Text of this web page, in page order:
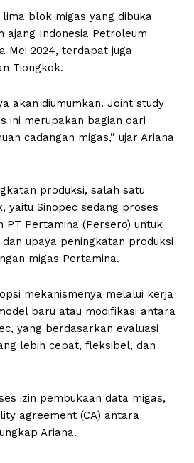
blok migas yang dibuka
ajang Indonesia Petroleum
Mei 2024, terdapat juga
Tiongkok.
akan diumumkan. Joint study
ini merupakan bagian dari
cadangan migas,” ujar Ariana
produksi, salah satu
yaitu Sinopec sedang proses
PT Pertamina (Persero) untuk
upaya peningkatan produksi
migas Pertamina.
mekanismenya melalui kerja
baru atau modifikasi antara
yang berdasarkan evaluasi
lebih cepat, fleksibel, dan
izin pembukaan data migas,
agreement (CA) antara
Ariana.